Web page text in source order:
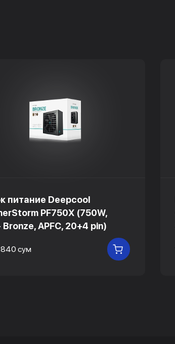
питание Deepcool
PF750X (750W,
Bronze, APFC, 20+4 pin)
сум В КОРЗИНУ